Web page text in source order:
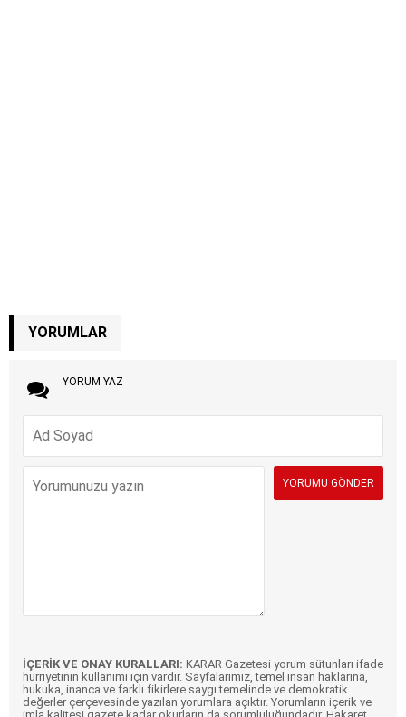
YORUMLAR
YORUM YAZ
İÇERİK VE ONAY KURALLARI: KARAR Gazetesi yorum sütunları ifade
hürriyetinin kullanımı için vardır. Sayfalarımız, temel insan haklarına,
hukuka, inanca ve farklı fikirlere saygı temelinde ve demokratik
değerler çerçevesinde yazılan yorumlara açıktır. Yorumların içerik ve